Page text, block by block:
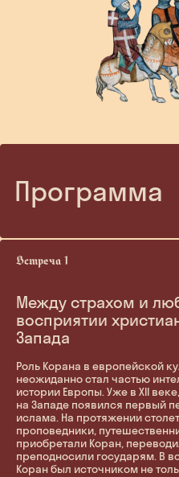
Программа
Между страхом и
восприятии
Запада
Роль Корана в европейской
неожиданно стал частью
истории Европы. Уже в XII
на Западе появился первый
ислама. На протяжении
проповедники,
приобретали Коран,
преподносили государям. В
Коран был источником не